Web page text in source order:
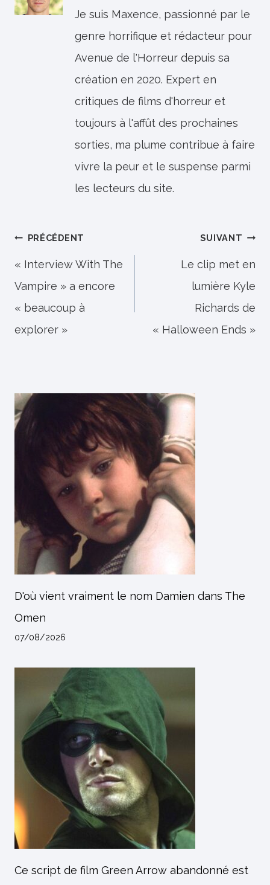
Je suis Maxence, passionné par le
genre horrifique et rédacteur pour
Avenue de l'Horreur depuis sa
création en 2020. Expert en
critiques de films d'horreur et
toujours à l'affût des prochaines
sorties, ma plume contribue à faire
vivre la peur et le suspense parmi
les lecteurs du site.
Navigation
de
l’article
PRÉCÉDENT
« Interview With The
Vampire » a encore
« beaucoup à
explorer »
SUIVANT
Le clip met en
lumière Kyle
Richards de
« Halloween Ends »
D'où vient vraiment le nom Damien dans The
Omen
07/08/2026
Ce script de film Green Arrow abandonné est